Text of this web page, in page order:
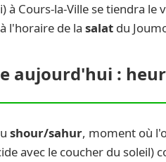
à Cours-la-Ville se tiendra
l'horaire de la salat du
aujourd'hui :
shour/sahur, moment où
avec le coucher du soleil)